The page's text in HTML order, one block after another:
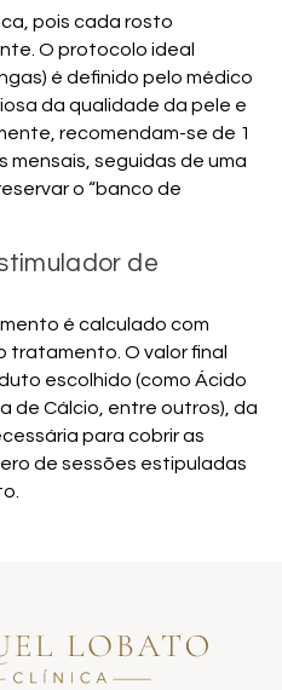
pois cada rosto
O protocolo ideal
é definido pelo médico
da qualidade da pele e
recomendam-se de 1
mensais, seguidas de uma
o “banco de
de
é calculado com
tratamento. O valor final
escolhido (como Ácido
de Cálcio, entre outros), da
para cobrir as
de sessões estipuladas